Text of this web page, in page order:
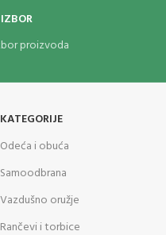
proizvoda
KATEGORIJE
Odeća i obuća
Samoodbrana
Vazdušno oružje
Rančevi i torbice